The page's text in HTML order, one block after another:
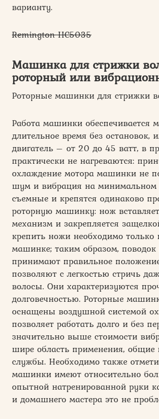
варианту.
Remington HC5035
Машинка для стрижки
роторный или
Роторные машинки для стрижки
Работа машинки обеспечивается
длительное время без
двигатель – от 20 до 45 ватт, в
практически не нагреваются:
охлаждение мотора машинки не
шум и вибрация на минимальном
съемные и крепятся одинаково
роторную машинку: нож
механизм и закрепляется
крепить ножи необходимо
машинке; таким образом, поводок
принимают правильное
позволяют с легкостью стричь
волосы. Они характеризуются
долговечностью. Роторные
оснащены воздушной системой
позволяет работать долго и без
значительно выше стоимости
шире область применения, общие
службы. Необходимо также
машинки имеют относительно
опытной натренированной руки
и домашнего мастера это не